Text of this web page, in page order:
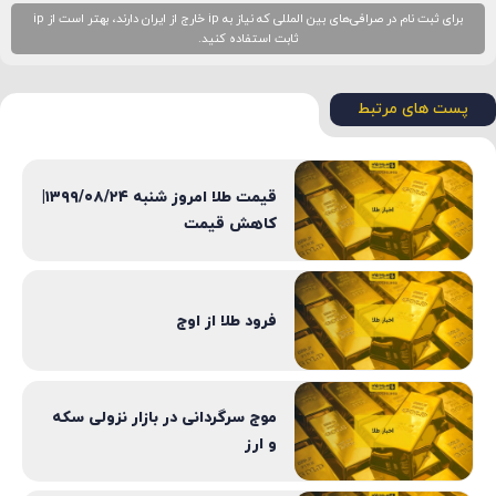
برای ثبت نام در صرافی‌های بین المللی که نیاز به ip خارج از ایران دارند، بهتر است از ip
ثابت استفاده کنید.
پست های مرتبط
کاهش قیمت
فرود طلا از اوج
موج سرگردانی در بازار نزولی سکه
و ارز